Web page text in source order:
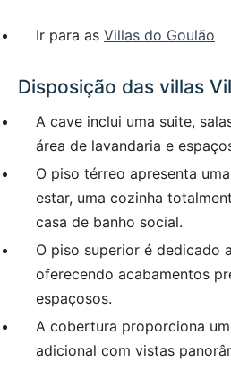
Ir para as Villas do Goulão
Disposição das villas
A cave inclui uma suite,
área de lavandaria e
O piso térreo apresenta
estar, uma cozinha
casa de banho social.
O piso superior é dedicado
oferecendo acabamentos
espaçosos.
A cobertura proporciona
adicional com vistas